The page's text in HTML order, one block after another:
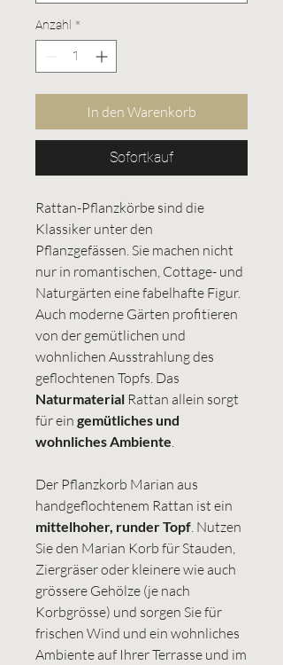
Anzahl *
In den Warenkorb
Sofortkauf
Rattan-Pflanzkörbe sind die
Klassiker unter den
Pflanzgefässen. Sie machen nicht
nur in romantischen, Cottage- und
Naturgärten eine fabelhafte Figur.
Auch moderne Gärten profitieren
von der gemütlichen und
wohnlichen Ausstrahlung des
geflochtenen Topfs. Das
Naturmaterial Rattan allein sorgt
für ein gemütliches und
wohnliches Ambiente.
Der Pflanzkorb Marian aus
handgeflochtenem Rattan ist ein
mittelhoher, runder Topf. Nutzen
Sie den Marian Korb für Stauden,
Ziergräser oder kleinere wie auch
grössere Gehölze (je nach
Korbgrösse) und sorgen Sie für
frischen Wind und ein wohnliches
Ambiente auf Ihrer Terrasse und im